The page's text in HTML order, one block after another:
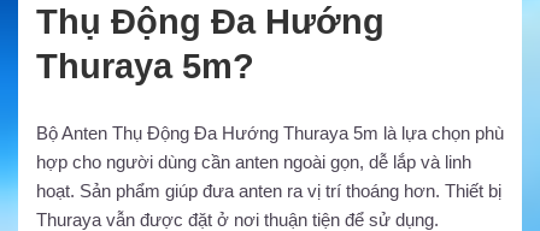
Thụ Động Đa Hướng
Thuraya 5m?
Bộ Anten Thụ Động Đa Hướng Thuraya 5m là lựa chọn phù
hợp cho người dùng cần anten ngoài gọn, dễ lắp và linh
hoạt. Sản phẩm giúp đưa anten ra vị trí thoáng hơn. Thiết bị
Thuraya vẫn được đặt ở nơi thuận tiện để sử dụng.